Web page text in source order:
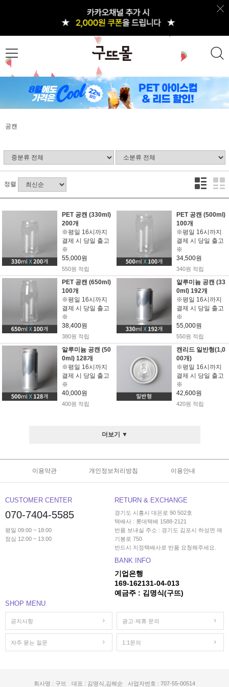
공캔
정렬
PET 공캔 (330ml)
200개
※평일 16시까지
결제 시 당일 출고
※
55,000원
550원 적립
PET 공캔 (500ml)
100개
※평일 16시까지
결제 시 당일 출고
※
34,500원
340원 적립
PET 공캔 (650ml)
100개
※평일 16시까지
결제 시 당일 출고
※
38,400원
380원 적립
알루미늄 공캔 (33
0ml) 192개
※평일 16시까지
결제 시 당일 출고
※
55,000원
550원 적립
알루미늄 공캔 (50
0ml) 128개
※평일 16시까지
결제 시 당일 출고
※
40,000원
400원 적립
캔리드 일반형(1,0
00개)
※평일 16시까지
결제 시 당일 출고
※
42,600원
420원 적립
더보기 ▼
이용약관 개인정보처리방침 이용안내
CUSTOMER CENTER
070-7404-5585
평일 09:00 ~ 18:00
점심 12:00 ~ 13:00
RETURN & EXCHANGE
경기도 시흥시 대은로 90 502호
택배사 : 롯데택배 1588-2121
반품 보내실 주소 : 경기도 김포시 하성면 애
기봉로 750
반드시 지정택배사로 반품 요청해주세요.
BANK INFO
기업은행
169-162131-04-013
예금주 : 김명식(구뜨)
SHOP MENU
공지사항 광고·제휴 문의
자주 묻는 질문 1:1문의
회사명 : 구뜨 대표 : 김명식,김해순 사업자번호 : 707-55-00514